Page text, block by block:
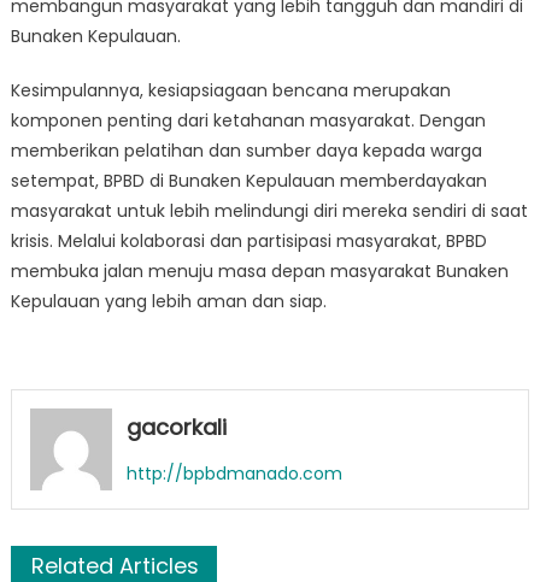
membangun masyarakat yang lebih tangguh dan mandiri di
Bunaken Kepulauan.
Kesimpulannya, kesiapsiagaan bencana merupakan
komponen penting dari ketahanan masyarakat. Dengan
memberikan pelatihan dan sumber daya kepada warga
setempat, BPBD di Bunaken Kepulauan memberdayakan
masyarakat untuk lebih melindungi diri mereka sendiri di saat
krisis. Melalui kolaborasi dan partisipasi masyarakat, BPBD
membuka jalan menuju masa depan masyarakat Bunaken
Kepulauan yang lebih aman dan siap.
gacorkali
http://bpbdmanado.com
Related Articles